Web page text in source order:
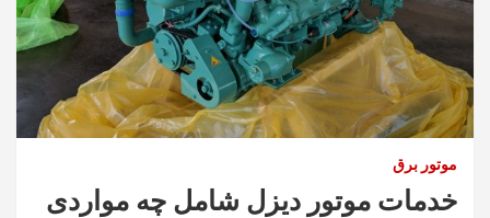
موتور برق
خدمات موتور دیزل شامل چه مواردی